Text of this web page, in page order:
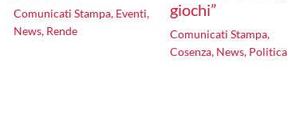
Comunicati Stampa, Eventi,
News, Rende
giochi”
Comunicati Stampa,
Cosenza, News, Politica